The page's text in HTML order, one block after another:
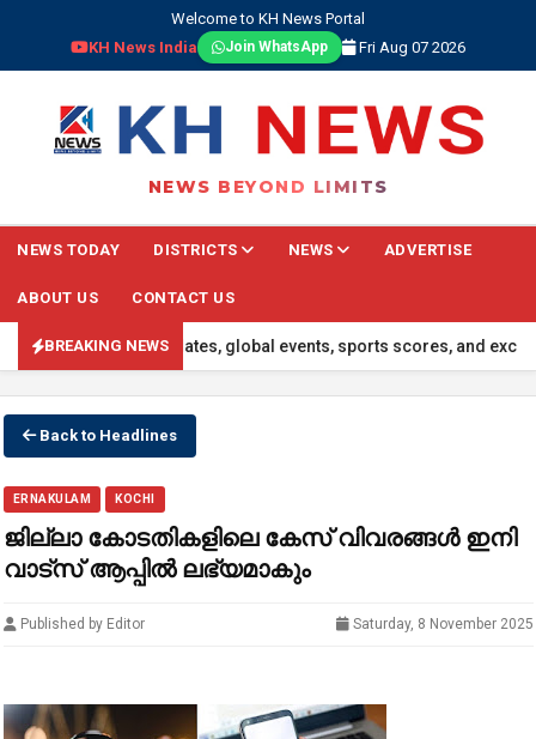
Welcome to KH News Portal
KH News India
Join WhatsApp Fri Aug 07 2026
NEWS BEYOND LIMITS
NEWS TODAY DISTRICTS NEWS ADVERTISE
ABOUT US CONTACT US
BREAKING NEWS
time national updates, global events, sports scores, and
Back to Headlines
ERNAKULAM KOCHI
ജില്ലാ കോടതികളിലെ കേസ് വിവരങ്ങൾ ഇനി
വാട്സ് ആപ്പില്‍ ലഭ്യമാകും
Published by Editor Saturday, 8 November 2025